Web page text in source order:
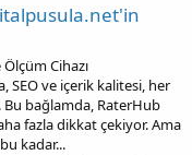
Cihazı
SEO ve içerik kalitesi, her
bağlamda, RaterHub
fazla dikkat çekiyor. Ama
kadar...